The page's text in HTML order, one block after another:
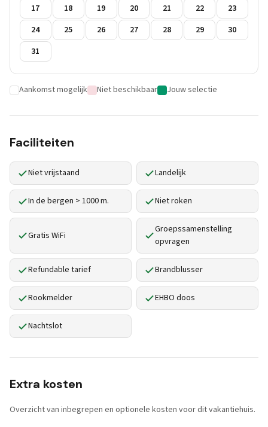
17 18 19 20 21 22
23
24
25 26 27 28 29
30
31
Aankomst mogelijk Niet beschikbaar Jouw selectie
Faciliteiten
Niet vrijstaand Landelijk
In de bergen > 1000 m. Niet roken
Gratis WiFi
Groepssamenstelling
opvragen
Refundable tarief Brandblusser
Rookmelder EHBO doos
Nachtslot
Extra kosten
Overzicht van inbegrepen en optionele kosten voor dit vakantiehuis.